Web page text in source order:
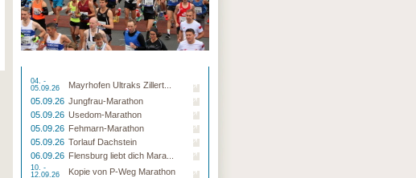
04. -
05.09.26
Mayrhofen Ultraks Zillert...
05.09.26 Jungfrau-Marathon
05.09.26 Usedom-Marathon
05.09.26 Fehmarn-Marathon
05.09.26 Torlauf Dachstein
06.09.26 Flensburg liebt dich Mara...
10. -
12.09.26
Kopie von P-Weg Marathon